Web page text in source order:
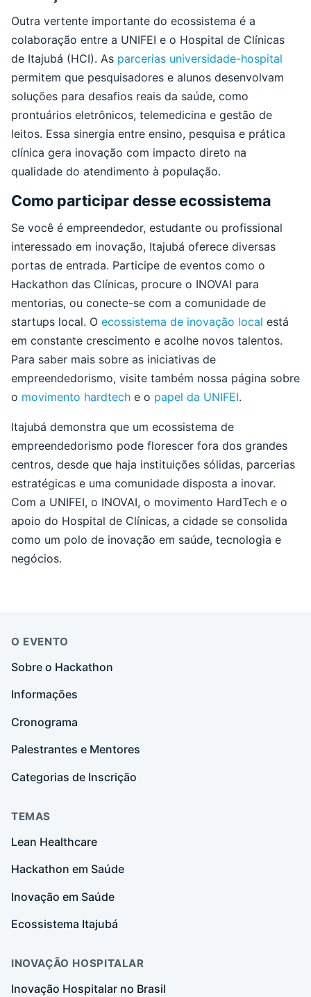
Outra vertente importante do ecossistema é a
colaboração entre a UNIFEI e o Hospital de Clínicas
de Itajubá (HCI). As parcerias universidade-hospital
permitem que pesquisadores e alunos desenvolvam
soluções para desafios reais da saúde, como
prontuários eletrônicos, telemedicina e gestão de
leitos. Essa sinergia entre ensino, pesquisa e prática
clínica gera inovação com impacto direto na
qualidade do atendimento à população.
Como participar desse ecossistema
Se você é empreendedor, estudante ou profissional
interessado em inovação, Itajubá oferece diversas
portas de entrada. Participe de eventos como o
Hackathon das Clínicas, procure o INOVAI para
mentorias, ou conecte-se com a comunidade de
startups local. O ecossistema de inovação local está
em constante crescimento e acolhe novos talentos.
Para saber mais sobre as iniciativas de
empreendedorismo, visite também nossa página sobre
o movimento hardtech e o papel da UNIFEI.
Itajubá demonstra que um ecossistema de
empreendedorismo pode florescer fora dos grandes
centros, desde que haja instituições sólidas, parcerias
estratégicas e uma comunidade disposta a inovar.
Com a UNIFEI, o INOVAI, o movimento HardTech e o
apoio do Hospital de Clínicas, a cidade se consolida
como um polo de inovação em saúde, tecnologia e
negócios.
O EVENTO
Sobre o Hackathon
Informações
Cronograma
Palestrantes e Mentores
Categorias de Inscrição
TEMAS
Lean Healthcare
Hackathon em Saúde
Inovação em Saúde
Ecossistema Itajubá
INOVAÇÃO HOSPITALAR
Inovação Hospitalar no Brasil